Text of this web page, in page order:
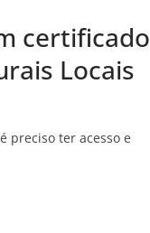
certificado
Locais
preciso ter acesso e